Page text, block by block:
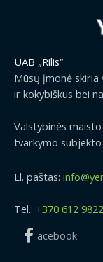
UAB „Rilis“
Mūsų įmonė
ir kokybiškus bei
Valstybinės
tvarkymo subjekto
El. paštas:
Tel.: +370 612
acebook